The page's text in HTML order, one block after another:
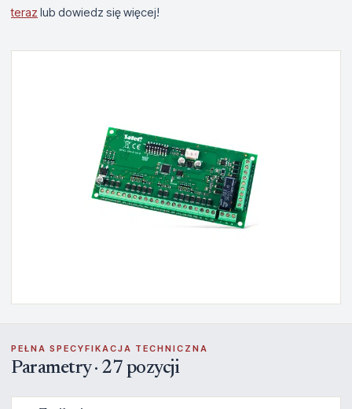
teraz lub dowiedz się więcej!
PEŁNA SPECYFIKACJA TECHNICZNA
Parametry · 27 pozycji